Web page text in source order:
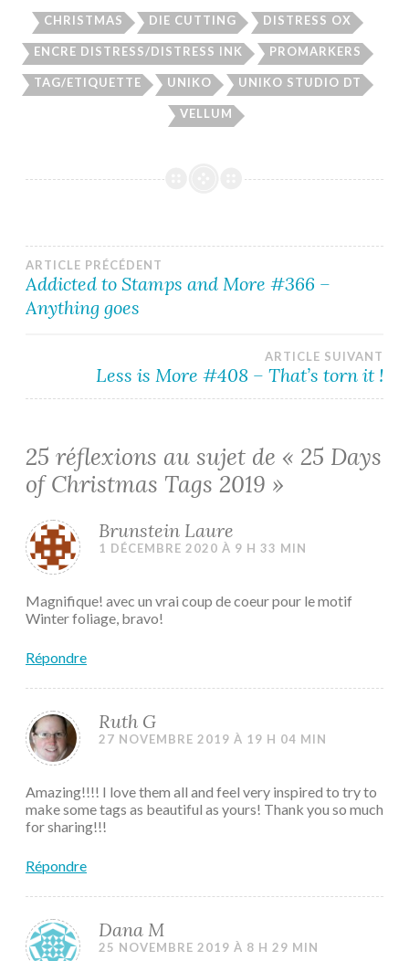
CHRISTMAS DIE CUTTING DISTRESS OX
ENCRE DISTRESS/DISTRESS INK PROMARKERS
TAG/ETIQUETTE UNIKO UNIKO STUDIO DT
VELLUM
Navigation
de
l’article
ARTICLE PRÉCÉDENT
Addicted to Stamps and More #366 –
Anything goes
ARTICLE SUIVANT
Less is More #408 – That’s torn it !
25 réflexions au sujet de « 25 Days
of Christmas Tags 2019 »
Brunstein Laure
1 DÉCEMBRE 2020 À 9 H 33 MIN
Magnifique! avec un vrai coup de coeur pour le motif
Winter foliage, bravo!
Répondre
Ruth G
27 NOVEMBRE 2019 À 19 H 04 MIN
Amazing!!!! I love them all and feel very inspired to try to
make some tags as beautiful as yours! Thank you so much
for sharing!!!
Répondre
Dana M
25 NOVEMBRE 2019 À 8 H 29 MIN